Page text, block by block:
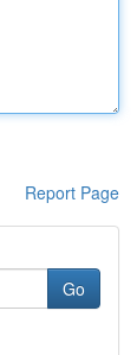
Report Page
Go